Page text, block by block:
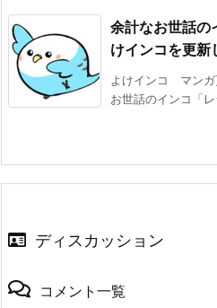
余計なお世話の
けインコを更新
よけインコ マンガ
お世話のインコ「
ディスカッション
コメント一覧